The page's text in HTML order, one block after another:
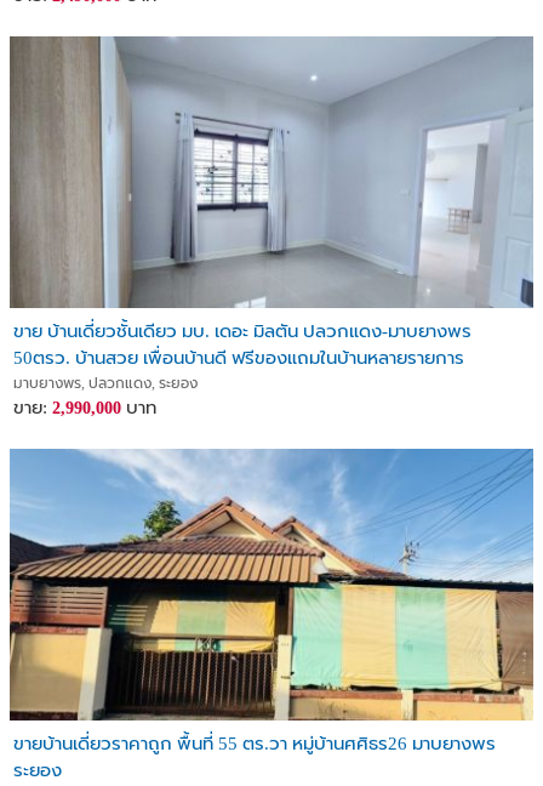
ขาย บ้านเดี่ยวชั้นเดียว มบ. เดอะ มิลตัน ปลวกแดง-มาบยางพร
50ตรว. บ้านสวย เพื่อนบ้านดี ฟรีของแถมในบ้านหลายรายการ
มาบยางพร, ปลวกแดง, ระยอง
ขาย: 2,990,000 บาท
ขายบ้านเดี่ยวราคาถูก พื้นที่ 55 ตร.วา หมู่บ้านศศิธร26 มาบยางพร
ระยอง